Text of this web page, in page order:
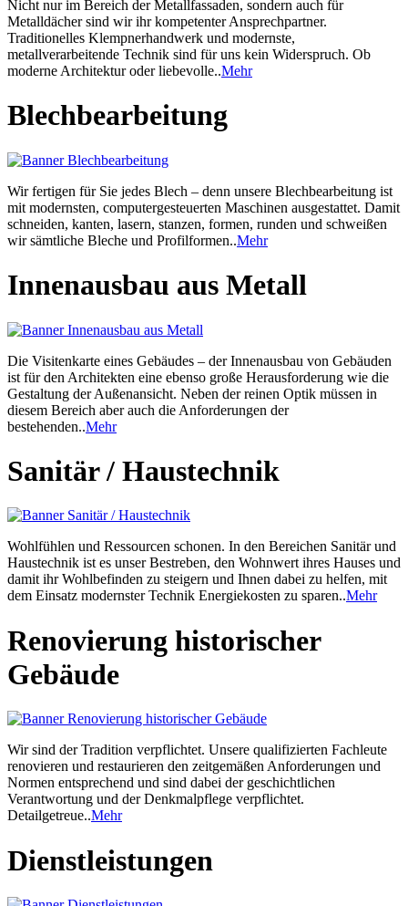
Nicht nur im Bereich der Metallfassaden, sondern auch für
Metalldächer sind wir ihr kompetenter Ansprechpartner.
Traditionelles Klempnerhandwerk und modernste,
metallverarbeitende Technik sind für uns kein Widerspruch. Ob
moderne Architektur oder liebevolle..Mehr
Blechbearbeitung
Wir fertigen für Sie jedes Blech – denn unsere Blechbearbeitung ist
mit modernsten, computergesteuerten Maschinen ausgestattet. Damit
schneiden, kanten, lasern, stanzen, formen, runden und schweißen
wir sämtliche Bleche und Profilformen..Mehr
Innenausbau aus Metall
Die Visitenkarte eines Gebäudes – der Innenausbau von Gebäuden
ist für den Architekten eine ebenso große Herausforderung wie die
Gestaltung der Außenansicht. Neben der reinen Optik müssen in
diesem Bereich aber auch die Anforderungen der
bestehenden..Mehr
Sanitär / Haustechnik
Wohlfühlen und Ressourcen schonen. In den Bereichen Sanitär und
Haustechnik ist es unser Bestreben, den Wohnwert ihres Hauses und
damit ihr Wohlbefinden zu steigern und Ihnen dabei zu helfen, mit
dem Einsatz modernster Technik Energiekosten zu sparen..Mehr
Renovierung historischer
Gebäude
Wir sind der Tradition verpflichtet. Unsere qualifizierten Fachleute
renovieren und restaurieren den zeitgemäßen Anforderungen und
Normen entsprechend und sind dabei der geschichtlichen
Verantwortung und der Denkmalpflege verpflichtet.
Detailgetreue..Mehr
Dienstleistungen